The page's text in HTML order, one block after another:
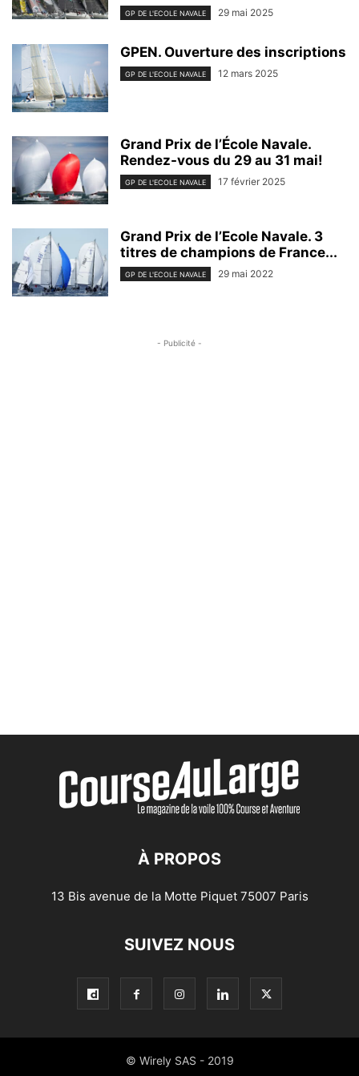
GP DE L'ECOLE NAVALE 29 mai 2025
GPEN. Ouverture des inscriptions
GP DE L'ECOLE NAVALE 12 mars 2025
Grand Prix de l’École Navale.
Rendez-vous du 29 au 31 mai!
GP DE L'ECOLE NAVALE 17 février 2025
Grand Prix de l’Ecole Navale. 3
titres de champions de France...
GP DE L'ECOLE NAVALE 29 mai 2022
- Publicité -
À PROPOS
13 Bis avenue de la Motte Piquet 75007 Paris
SUIVEZ NOUS
© Wirely SAS - 2019